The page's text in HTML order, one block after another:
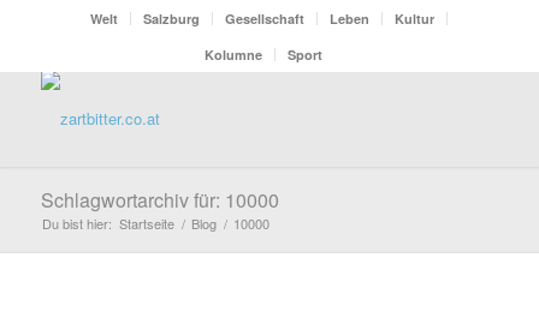
Welt Salzburg Gesellschaft Leben
Kultur
Kolumne
Sport
Schlagwortarchiv für: 10000
Du bist hier: Startseite / Blog / 10000